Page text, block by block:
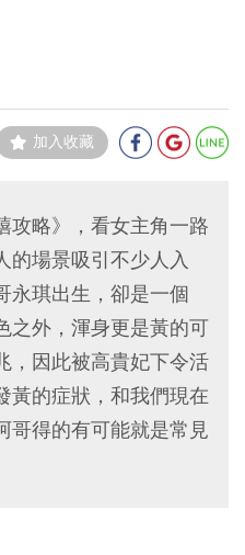
加入收藏
攻略》，看女主角一路
的場景吸引不少人入
永琪出生，卻是一個
之外，渾身更是黃的可
，因此被高貴妃下令活
黃的症狀，和我們現在
哥得的有可能就是常見